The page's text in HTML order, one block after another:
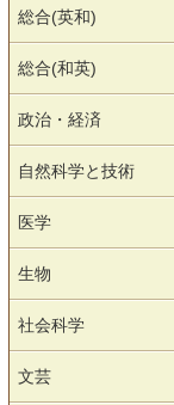
総合(英和)
総合(和英)
政治・経済
自然科学と技術
医学
生物
社会科学
文芸